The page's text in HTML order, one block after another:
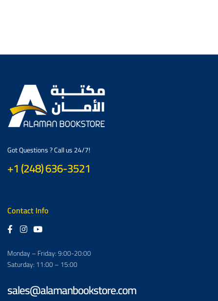
Got Questions ? Call us 24/7!
+1 (248) 636-3521
Contact Info
Monday – Friday: 9:00-20:00
Saturday: 11:00 – 15:00
sales@alamanbookstore.com